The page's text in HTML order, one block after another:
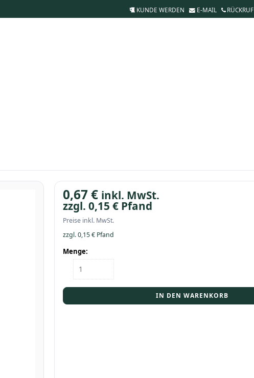
KUNDE WERDEN E-MAIL RÜCKRUF
0,67€ inkl. MwSt.
zzgl. 0,15 € Pfand
Preise inkl. MwSt.
zzgl.0,15€ Pfand
Menge:
Flasche
Mezzo
Menge
IN DEN WARENKORB